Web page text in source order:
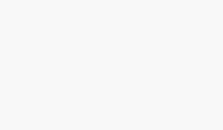
podmínek. ISSN
souhlasu